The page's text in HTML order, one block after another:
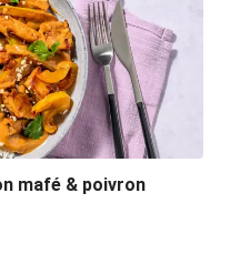
mafé & poivron